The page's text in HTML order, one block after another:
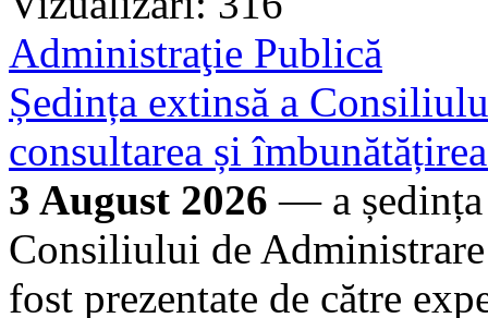
Administraţie Publică
Ședința extinsă a
consultarea și
3 August 2026 — a
Consiliului de
fost prezentate de către